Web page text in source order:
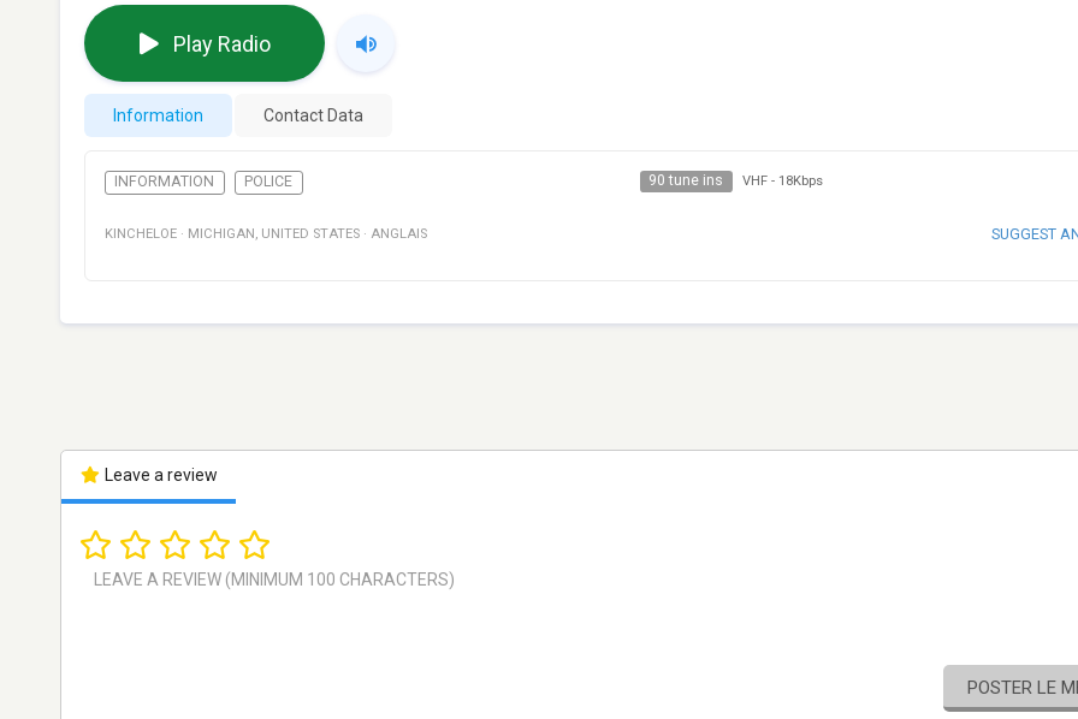
Play Radio
Information Contact Data
INFORMATION POLICE 90 tune ins VHF - 18Kbps
KINCHELOE · MICHIGAN , UNITED STATES · ANGLAIS SUGGEST
Leave a review
POSTER LE